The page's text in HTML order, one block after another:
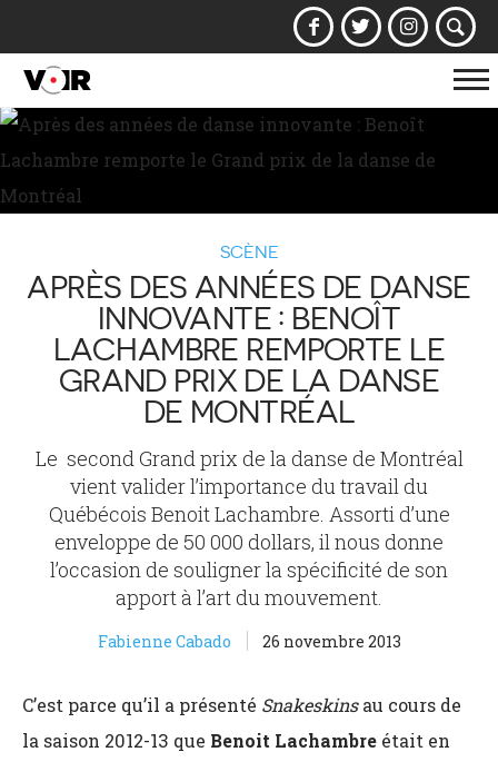
la
SCÈNE
APRÈS DES ANNÉES DE DANSE
INNOVANTE : BENOÎT
LACHAMBRE REMPORTE LE
GRAND PRIX DE LA DANSE
DE MONTRÉAL
Le second Grand prix de la danse de Montréal
vient valider l’importance du travail du
Québécois Benoit Lachambre. Assorti d’une
enveloppe de 50 000 dollars, il nous donne
l’occasion de souligner la spécificité de son
apport à l’art du mouvement.
Fabienne Cabado 26 novembre 2013
C’est parce qu’il a présenté Snakeskinsau cours de
la saison 2012-13 que Benoit Lachambre était en